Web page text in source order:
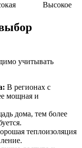
Высокое
учитывать
В регионах с
мощная и
дома, тем более
теплоизоляция